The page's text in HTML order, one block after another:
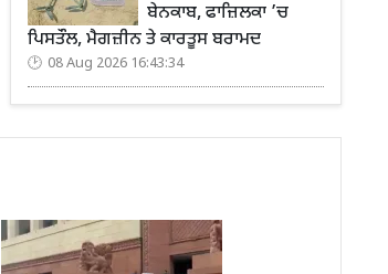
ਬੇਨਕਾਬ, ਫਾਜ਼ਿਲਕਾ ’ਚ
ਪਿਸਤੌਲ, ਮੈਗਜ਼ੀਨ ਤੇ ਕਾਰਤੂਸ ਬਰਾਮਦ
08 Aug 2026 16:43:34